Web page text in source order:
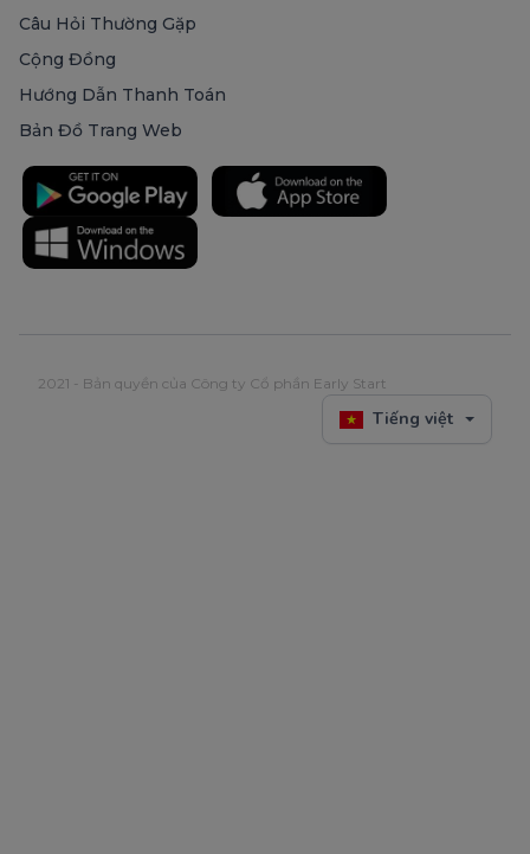
Câu Hỏi Thường Gặp
Cộng Đồng
Hướng Dẫn Thanh Toán
Bản Đồ Trang Web
2021 - Bản quyền của Công ty Cổ phần Early Start
Tiếng việt